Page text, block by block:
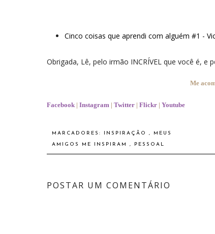
Cinco coisas que aprendi com alguém #1 -
Obrigada, Lê, pelo irmão INCRÍVEL que você é, e
Me
Facebook | Instagram | Twitter | Flickr | Youtube
MARCADORES: INSPIRAÇÃO , MEUS
AMIGOS ME INSPIRAM , PESSOAL
POSTAR UM COMENTÁRIO